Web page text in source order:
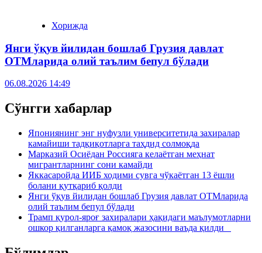
Хорижда
Янги ўқув йилидан бошлаб Грузия давлат
ОТМларида олий таълим бепул бўлади
06.08.2026 14:49
Сўнгги хабарлар
Япониянинг энг нуфузли университетида захиралар
камайиши тадқиқотларга таҳдид солмоқда
Марказий Осиёдан Россияга келаётган меҳнат
мигрантларнинг сони камайди
Яккасаройда ИИБ ходими сувга чўкаётган 13 ёшли
болани қутқариб қолди
Янги ўқув йилидан бошлаб Грузия давлат ОТМларида
олий таълим бепул бўлади
Трамп қурол-яроғ захиралари ҳақидаги маълумотларни
ошкор қилганларга қамоқ жазосини ваъда қилди